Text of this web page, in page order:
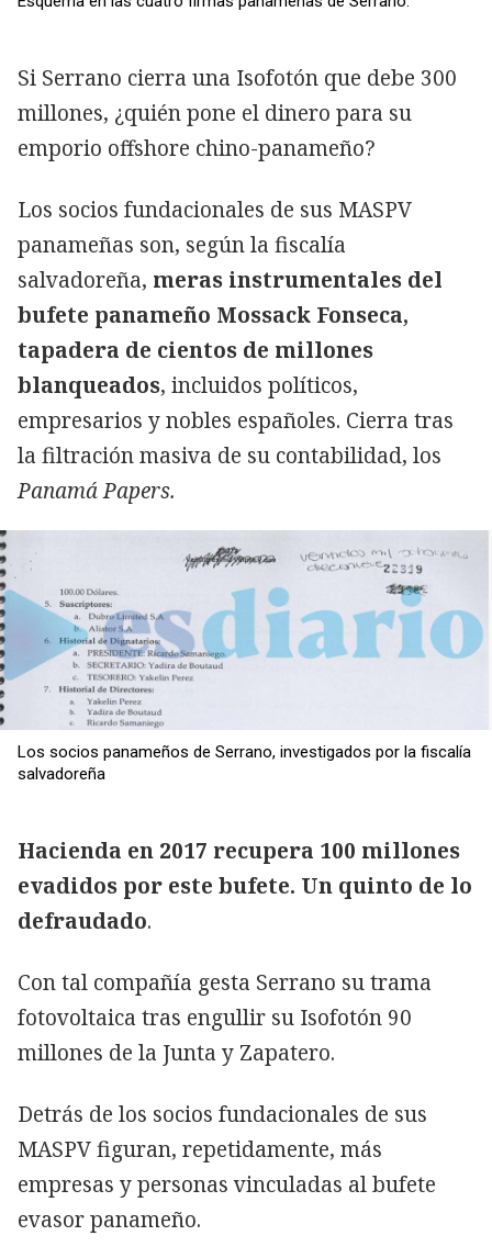
Si Serrano cierra una Isofotón que debe 300
millones, ¿quién pone el dinero para su
emporio offshore chino-panameño?
Los socios fundacionales de sus MASPV
panameñas son, según la fiscalía
salvadoreña, meras instrumentales del
bufete panameño Mossack Fonseca,
tapadera de cientos de millones
blanqueados, incluidos políticos,
empresarios y nobles españoles. Cierra tras
la filtración masiva de su contabilidad, los
Panamá Papers.
Los socios panameños de Serrano, investigados por la fiscalía
salvadoreña
Hacienda en 2017 recupera 100 millones
evadidos por este bufete. Un quinto de lo
defraudado.
Con tal compañía gesta Serrano su trama
fotovoltaica tras engullir su Isofotón 90
millones de la Junta y Zapatero.
Detrás de los socios fundacionales de sus
MASPV figuran, repetidamente, más
empresas y personas vinculadas al bufete
evasor panameño.